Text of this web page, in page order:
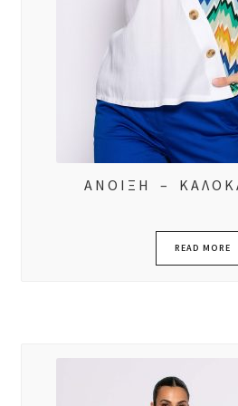
ΑΝΟΙΞΗ –
READ MORE